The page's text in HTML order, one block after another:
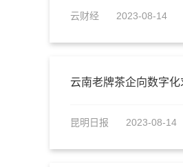
云财经 2023-08-14
云南老牌茶企向数字化
昆明日报 2023-08-14